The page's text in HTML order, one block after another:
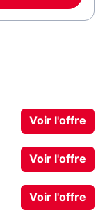
Voir l'offre
Voir l'offre
Voir l'offre